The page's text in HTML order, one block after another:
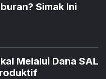
Simak Ini
Melalui Dana SAL